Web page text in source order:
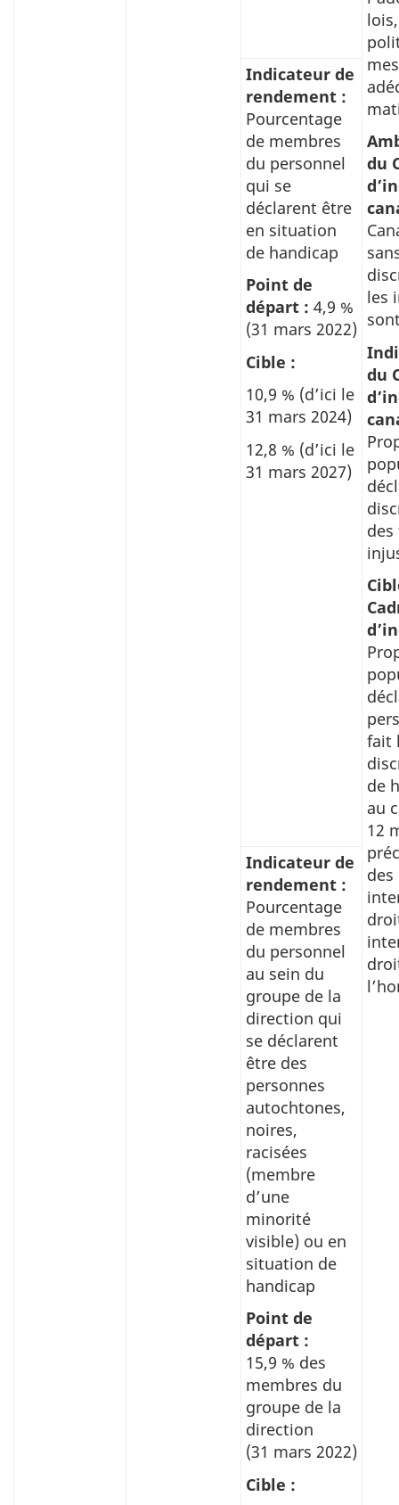
du
les
du
fait
de
au
12
Indicateur de
rendement :
Pourcentage
de membres
du personnel
qui se
déclarent être
en situation
de handicap
Point de
départ : 4,9 %
(31 mars 2022)
Cible :
10,9 % (d’ici le
31 mars 2024)
12,8 % (d’ici le
31 mars 2027)
Indicateur de
rendement :
Pourcentage
de membres
du personnel
au sein du
groupe de la
direction qui
se déclarent
être des
personnes
autochtones,
noires,
racisées
(membre
d’une
minorité
visible) ou en
situation de
handicap
Point de
départ :
15,9 % des
membres du
groupe de la
direction
(31 mars 2022)
Cible :